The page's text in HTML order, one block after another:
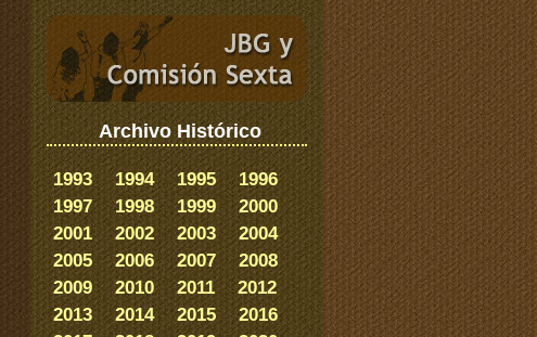
Archivo Histórico
1993 1994 1995
1996
1997
1998 1999
2000
2001
2002 2003
2004
2005
2006 2007
2008
2009
2010 2011
2012
2013
2014 2015
2016